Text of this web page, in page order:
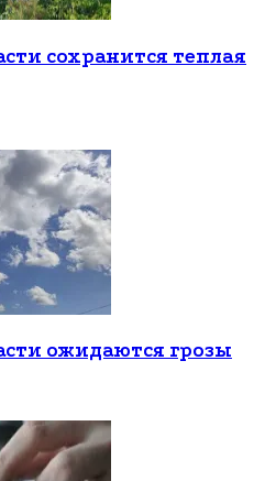
сохранится теплая
ожидаются грозы